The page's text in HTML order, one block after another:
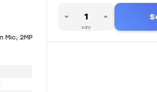
Mic; 2MP
sany